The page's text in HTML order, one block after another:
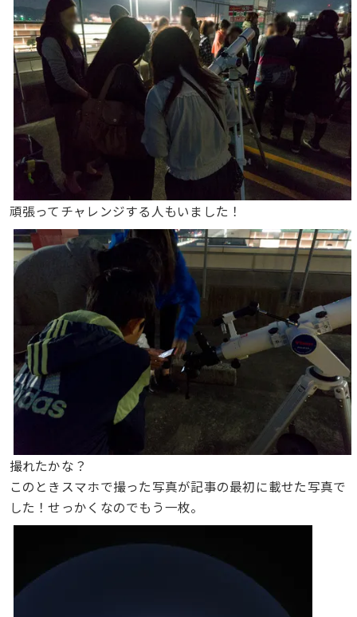
頑張ってチャレンジする人もいました！
撮れたかな？
このときスマホで撮った写真が記事の最初に載せた写真で
した！せっかくなのでもう一枚。